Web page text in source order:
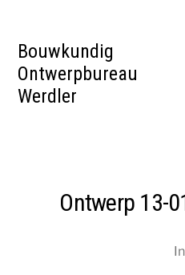
Bouwkundig
Ontwerpbureau
Werdler
Ontwerp 13-
In